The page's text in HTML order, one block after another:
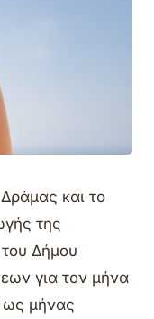
και το
της
Δήμου
για τον μήνα
ως μήνας